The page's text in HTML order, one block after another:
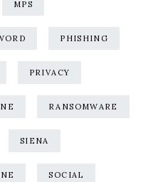
MPS
PHISHING
PRIVACY
RANSOMWARE
SIENA
SOCIAL